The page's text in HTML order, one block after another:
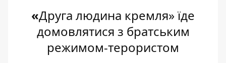
«Друга людина кремля» їде
домовлятися з братським
режимом-терористом